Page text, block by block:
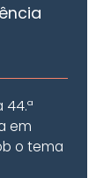
44.ª
em
o tema